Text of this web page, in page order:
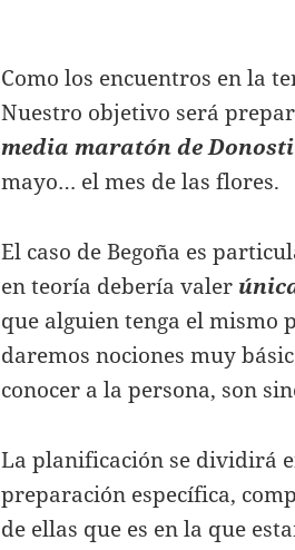
Como los encuentros en la
Nuestro objetivo será
media maratón de Donosti
mayo… el mes de las flores.
El caso de Begoña es
en teoría debería valer
que alguien tenga el mismo
daremos nociones muy
conocer a la persona, son
La planificación se dividirá
preparación específica,
de ellas que es en la que